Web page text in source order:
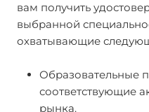
вам получить
выбранной
охватывающие
Образовательные
соответствующие
рынка.